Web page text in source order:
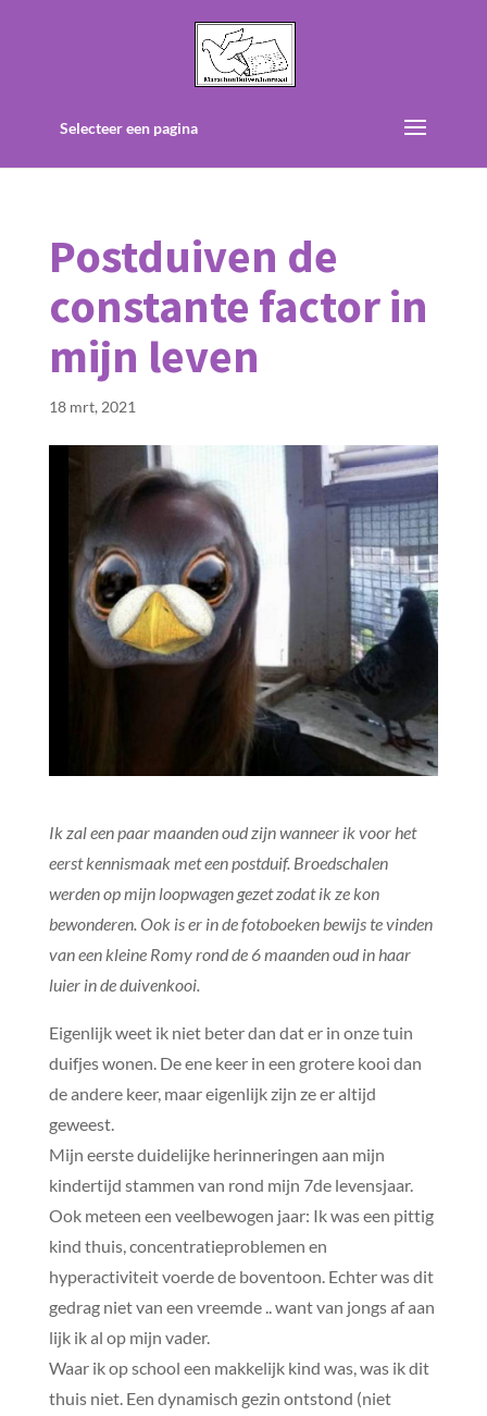
Selecteer een pagina
Postduiven de
constante factor in
mijn leven
18 mrt, 2021
Ik zal een paar maanden oud zijn wanneer ik voor het
eerst kennismaak met een postduif. Broedschalen
werden op mijn loopwagen gezet zodat ik ze kon
bewonderen. Ook is er in de fotoboeken bewijs te vinden
van een kleine Romy rond de 6 maanden oud in haar
luier in de duivenkooi.
Eigenlijk weet ik niet beter dan dat er in onze tuin
duifjes wonen. De ene keer in een grotere kooi dan
de andere keer, maar eigenlijk zijn ze er altijd
geweest.
Mijn eerste duidelijke herinneringen aan mijn
kindertijd stammen van rond mijn 7de levensjaar.
Ook meteen een veelbewogen jaar: Ik was een pittig
kind thuis, concentratieproblemen en
hyperactiviteit voerde de boventoon. Echter was dit
gedrag niet van een vreemde .. want van jongs af aan
lijk ik al op mijn vader.
Waar ik op school een makkelijk kind was, was ik dit
thuis niet. Een dynamisch gezin ontstond (niet